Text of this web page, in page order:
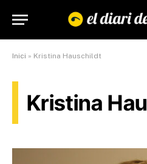
Inici » Kristina Hauschildt
Kristina